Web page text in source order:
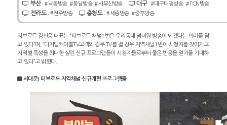
부산:#낙동방송 #동남방송 #서부산방송 대구:#대구대경방송 #TCN방송
전라도:#전주방송 충청도:#세종방송 #중부방송
티브로드 강신웅 대표는 “티브로드 채널1번은 우리동네 넘버원 방송이 되겠다는 의미를 담
고 있다”며, “디지털케이블TV고객의 경우 TV를 켤 경우 지역채널1번이 시청자를 찾아가고,
지역별 특성을 최대한 살린 신규 프로그램들이 시청자들로부터 좋은 반응을 얻기를 기대하
고 있다”고 밝혔다.
서대문) 티브로드 지역채널 신규개편 프로그램들